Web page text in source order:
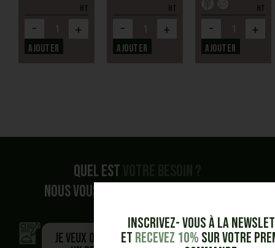
HT
- +
Ajouter
HT
- +
Ajouter
HT
- +
Ajouter
Quel est
Nous vous accompagnons dans vos
Je veux obtenir
Je veux être
Inscrivez- vous à la
et Recevez 10% sur votre